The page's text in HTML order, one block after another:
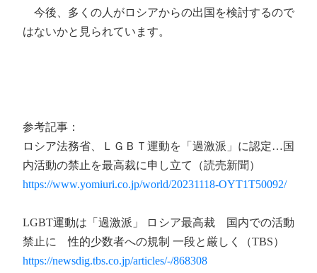
今後、多くの人がロシアからの出国を検討するので
はないかと見られています。
参考記事：
ロシア法務省、ＬＧＢＴ運動を「過激派」に認定…国
内活動の禁止を最高裁に申し立て（読売新聞）
https://www.yomiuri.co.jp/world/20231118-OYT1T50092/
LGBT運動は「過激派」 ロシア最高裁 国内での活動
禁止に 性的少数者への規制 一段と厳しく（TBS）
https://newsdig.tbs.co.jp/articles/-/868308